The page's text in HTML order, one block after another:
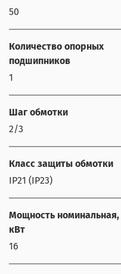
50
Количество опорных
подшипников
1
Шаг обмотки
2/3
Класс защиты обмотки
IP21 (IP23)
Мощность номинальная,
кВт
16